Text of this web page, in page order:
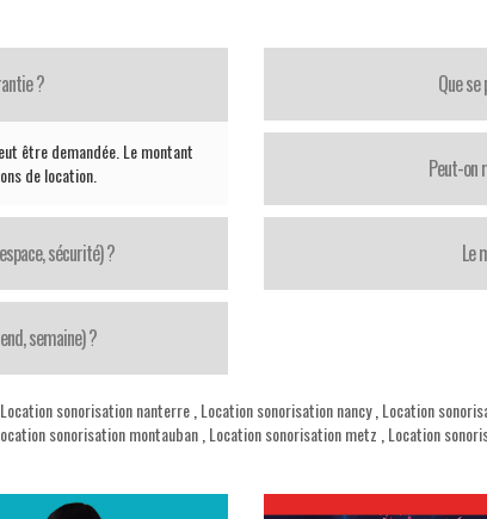
?
être demandée. Le montant
de location.
sécurité) ?
semaine) ?
Que
Peut-on
Le
Location sonorisation nanterre, Location sonorisation nancy, Location
sonorisation montauban, Location sonorisation metz Location